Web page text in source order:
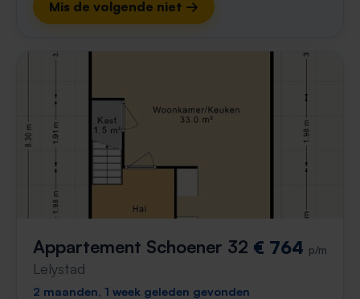
Mis de volgende niet →
Appartement Schoener 32
Lelystad
€ 764 p/m
2 maanden, 1 week geleden gevonden